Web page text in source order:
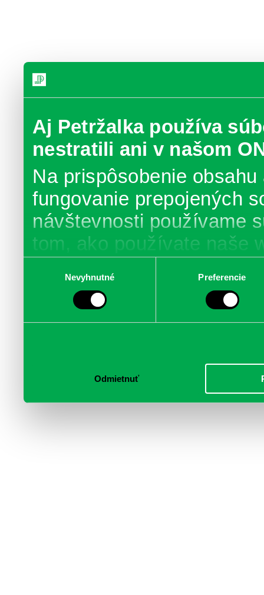
Aj Petržalka používa
nestratili ani v našom
Na prispôsobenie
fungovanie prepojených
návštevnosti používame
tom, ako používate naše
médií, inzercie a
informácie skombinovať
Nevyhnutné Preferencie
Odmietnuť